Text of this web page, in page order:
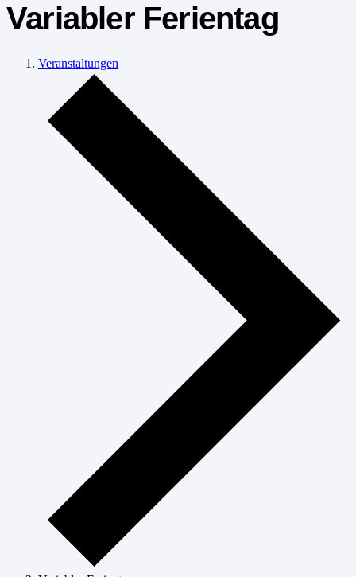
Variabler Ferientag
Veranstaltungen